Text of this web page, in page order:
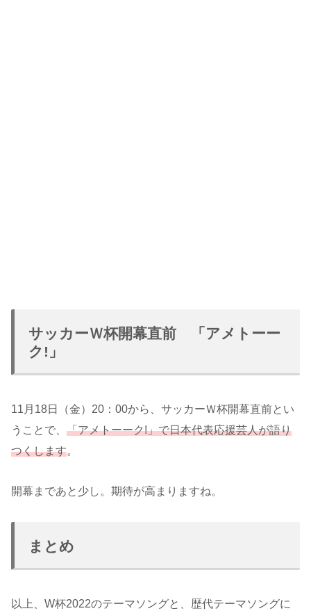
サッカーＷ杯開幕直前 「アメトーー
ク!」
11月18日（金）20：00から、サッカーＷ杯開幕直前とい
うことで、 「アメトーーク!」で日本代表応援芸人が語り
つくします。
開幕まであと少し。期待が高まりますね。
まとめ
以上、W杯2022のテーマソングと、歴代テーマソングに